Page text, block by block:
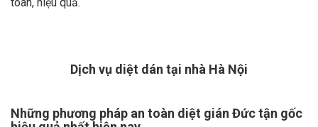
Dịch vụ diệt dán tại nhà Hà Nội
Những phương pháp an toàn diệt gián Đức tận gốc
hiệu quả nhất hiện nay